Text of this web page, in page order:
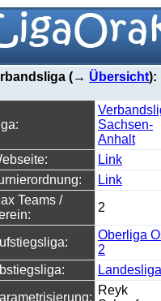
(→ Übersicht):
Sachsen-
Anhalt
Link
Link
Teams /
2
Oberliga
2
Landesliga
Reyk